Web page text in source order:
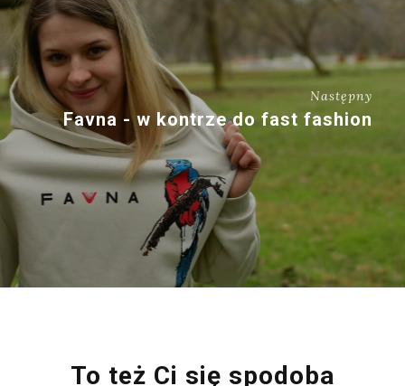
Następny
Favna - w kontrze do fast fashion
To też Ci się spodoba